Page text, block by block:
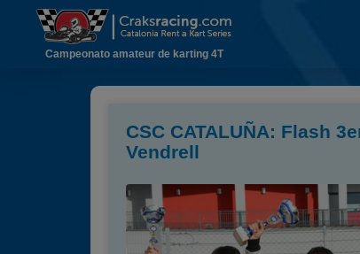
Campeonato amateur de karting 4T
CSC CATALUÑA: Flash
Vendrell